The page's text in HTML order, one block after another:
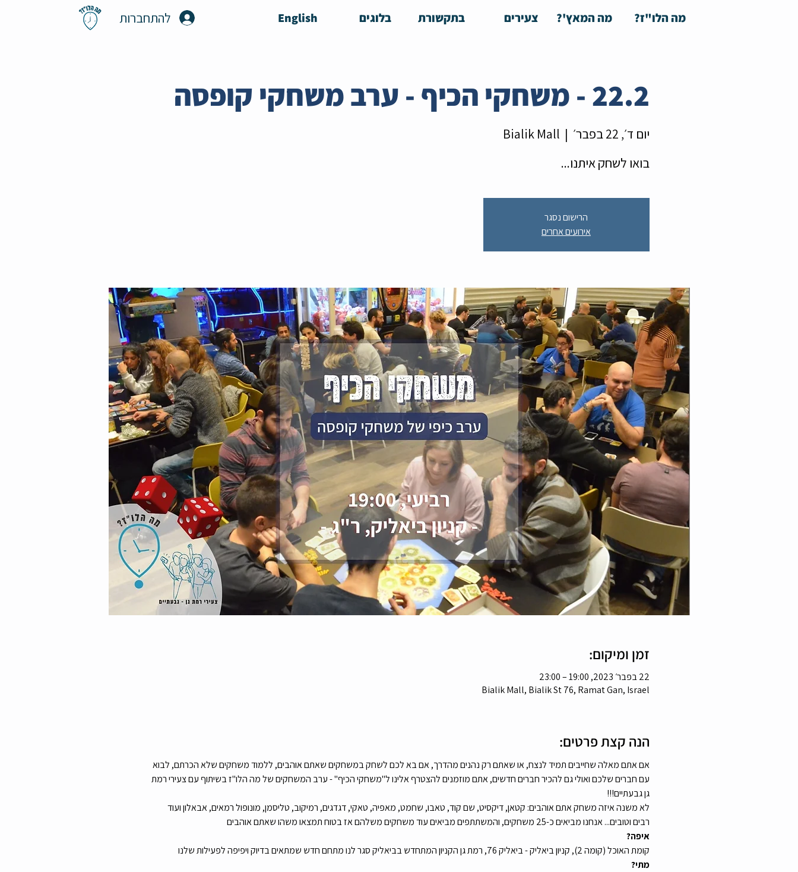
מה הלו"ז? מה המאץ'? צעירים בתקשורת בלוגים English להתחברות
22.2 - משחקי הכיף - ערב משחקי קופסה
יום ד׳, 22 בפבר׳
  |
Bialik Mall
בואו לשחק איתנו...
הרישום נסגר
אירועים אחרים
זמן ומיקום:
22 בפבר׳ 2023, 19:00 – 23:00
Bialik Mall, Bialik St 76, Ramat Gan, Israel
הנה קצת פרטים:
אם אתם מאלה שחייבים תמיד לנצח, או שאתם רק נהנים מהדרך, אם בא לכם לשחק במשחקים שאתם אוהבים, ללמוד משחקים שלא הכרתם, לבוא
עם חברים שלכם ואולי גם להכיר חברים חדשים, אתם מוזמנים להצטרף אלינו ל"משחקי הכיף" - ערב המשחקים של מה הלו"ז בשיתוף עם צעירי רמת
גן גבעתיים!!!
לא משנה איזה משחק אתם אוהבים: קטאן, דיקסיט, שם קוד, טאבו, שחמט, מאפיה, טאקי, דגדגים, רמיקוב, טליסמן, מונופול רמאים, אבאלון ועוד
רבים וטובים... אנחנו מביאים כ-25 משחקים, והמשתתפים מביאים עוד משחקים משלהם אז בטוח תמצאו משהו שאתם אוהבים
איפה?
קומת האוכל (קומה 2), קניון ביאליק - ביאליק 76, רמת גן הקניון המתחדש בביאליק סגר לנו מתחם חדש שמתאים בדיוק ויפיפה לפעילות שלנו
מתי?